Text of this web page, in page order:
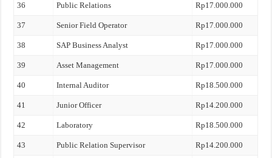
36 Public Relations Rp17.000.000
37 Senior Field Operator Rp17.000.000
38 SAP Business Analyst Rp17.000.000
39 Asset Management Rp17.000.000
40 Internal Auditor Rp18.500.000
41 Junior Officer Rp14.200.000
42 Laboratory Rp18.500.000
43 Public Relation Supervisor Rp14.200.000